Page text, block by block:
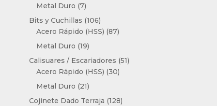
Metal Duro 77
productos
Bits y Cuchillas 106106
productos
Acero Rápido (HSS) 8787
Metal Duro 1919
productos
Calisuares / Escariadores 5151
Acero Rápido (HSS) 3030
Metal Duro 2121
productos
Cojinete Dado Terraja 128128